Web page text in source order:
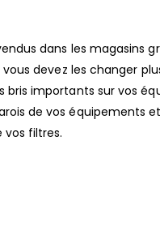
dans les magasins
vous devez les changer
importants sur vos
de vos équipements
vos filtres.